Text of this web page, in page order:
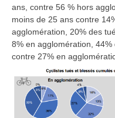
ans, contre 56 % hors
moins de 25 ans contre
agglomération, 20% des
8% en agglomération,
contre 27% en